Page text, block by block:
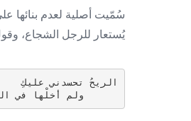
سُمّيت أصلية لعدم بنائها
يُستعار للرجل الشجاع،
الريحُ تحسدني عليكِ